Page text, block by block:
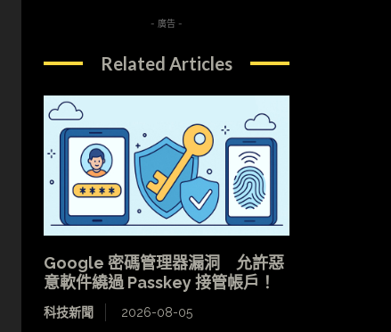
- 廣告 -
Related Articles
Google 密碼管理器漏洞 允許惡
意軟件繞過 Passkey 接管帳戶！
科技新聞 2026-08-05